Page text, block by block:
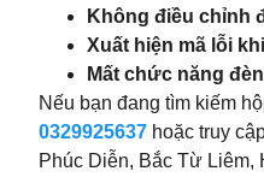
Không điều chỉnh
Xuất hiện mã lỗi
Mất chức năng
Nếu bạn đang tìm kiếm
0329925637 hoặc truy
Phúc Diễn, Bắc Từ Liêm,